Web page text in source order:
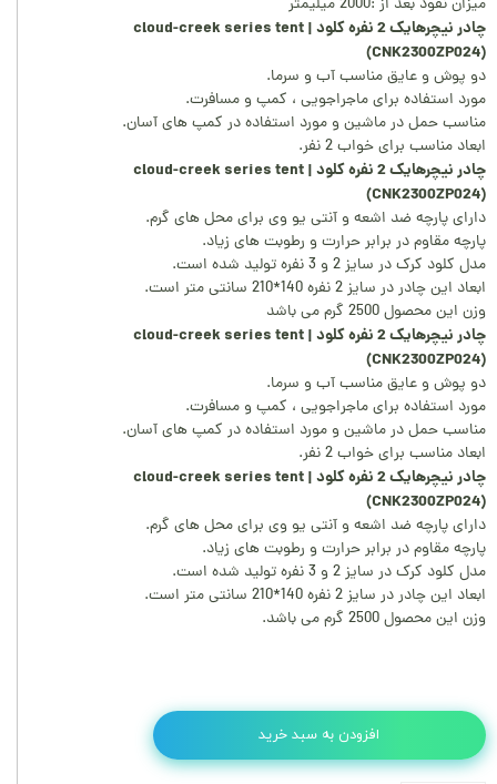
میزان نفوذ بعد از :2000 میلیمتر
چادر نیچرهایک 2 نفره کلود | cloud-creek series tent
(CNK2300ZP024)
دو پوش و عایق مناسب آب و سرما.
مورد استفاده برای ماجراجویی ، کمپ و مسافرت.
مناسب حمل در ماشین و مورد استفاده در کمپ های آسان.
ابعاد مناسب برای خواب 2 نفر.
چادر نیچرهایک 2 نفره کلود | cloud-creek series tent
(CNK2300ZP024)
دارای پارچه ضد اشعه و آنتی یو وی برای محل های گرم.
پارچه مقاوم در برابر حرارت و رطوبت های زیاد.
مدل کلود کرک در سایز 2 و 3 نفره تولید شده است.
ابعاد این چادر در سایز 2 نفره 140*210 سانتی متر است.
وزن این محصول 2500 گرم می باشد
چادر نیچرهایک 2 نفره کلود | cloud-creek series tent
(CNK2300ZP024)
دو پوش و عایق مناسب آب و سرما.
مورد استفاده برای ماجراجویی ، کمپ و مسافرت.
مناسب حمل در ماشین و مورد استفاده در کمپ های آسان.
ابعاد مناسب برای خواب 2 نفر.
چادر نیچرهایک 2 نفره کلود | cloud-creek series tent
(CNK2300ZP024)
دارای پارچه ضد اشعه و آنتی یو وی برای محل های گرم.
پارچه مقاوم در برابر حرارت و رطوبت های زیاد.
مدل کلود کرک در سایز 2 و 3 نفره تولید شده است.
ابعاد این چادر در سایز 2 نفره 140*210 سانتی متر است.
وزن این محصول 2500 گرم می باشد.
افزودن به سبد خرید